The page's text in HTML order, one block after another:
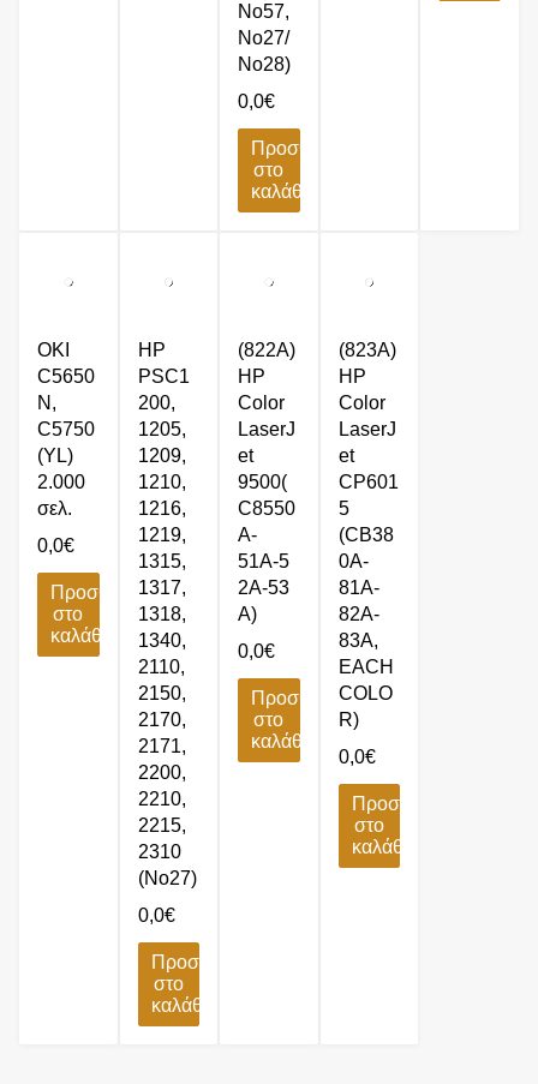
No57,
No27/
No28)
0,0€
Προσθήκη
στο
καλάθι
OKI
C5650
N,
C5750
(YL)
2.000
σελ.
0,0€
Προσθήκη
στο
καλάθι
HP
PSC1
200,
1205,
1209,
1210,
1216,
1219,
1315,
1317,
1318,
1340,
2110,
2150,
2170,
2171,
2200,
2210,
2215,
2310
(No27)
0,0€
Προσθήκη
στο
καλάθι
(822Α)
HP
Color
LaserJ
et
9500(
C8550
A-
51Α-5
2Α-53
Α)
0,0€
Προσθήκη
στο
καλάθι
(823A)
HP
Color
LaserJ
et
CP601
5
(CB38
0A-
81A-
82A-
83A,
EACH
COLO
R)
0,0€
Προσθήκη
στο
καλάθι